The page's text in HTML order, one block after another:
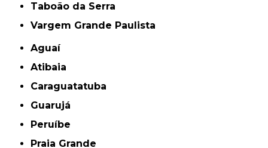
Taboão da Serra
Vargem Grande Paulista
Aguaí
Atibaia
Caraguatatuba
Guarujá
Peruíbe
Praia Grande